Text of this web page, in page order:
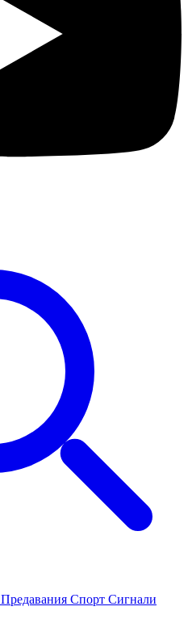
Предавания Спорт Сигнали